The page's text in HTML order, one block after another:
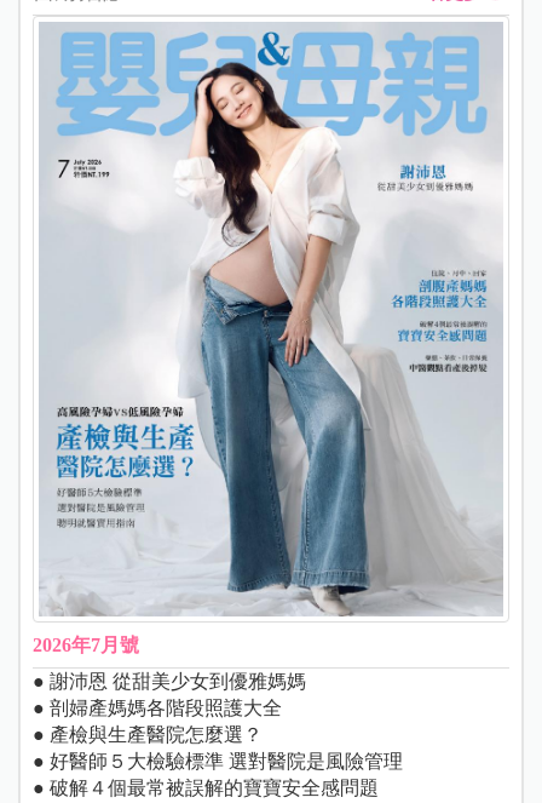
2026年7月號
● 謝沛恩 從甜美少女到優雅媽媽
● 剖婦產媽媽各階段照護大全
● 產檢與生產醫院怎麼選？
● 好醫師５大檢驗標準 選對醫院是風險管理
● 破解４個最常被誤解的寶寶安全感問題